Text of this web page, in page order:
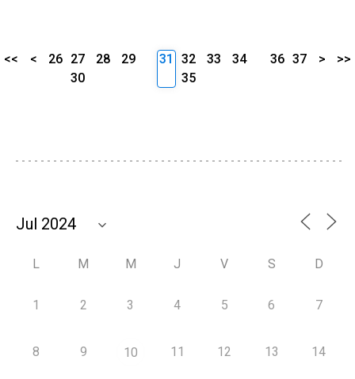
<< < 26 27 28
29
30
31 32 33
34
35
36 37 > >>
L M M J V S D
1 2 3 4 5 6 7
8 9 10 11 12 13 14